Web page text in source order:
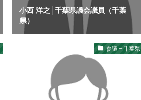
小西 洋之│千葉県議会議員（千葉
県）
参議 – 千葉県